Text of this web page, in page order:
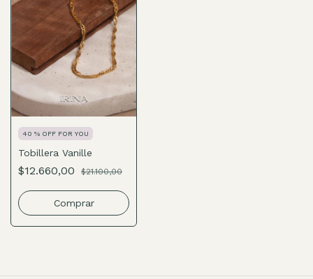
40 % OFF FOR YOU
Tobillera Vanille
$12.660,00 $21.100,00